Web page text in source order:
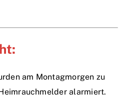
am Montagmorgen zu
alarmiert.